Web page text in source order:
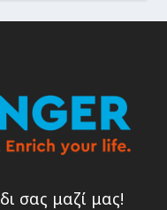
σας μαζί μας!